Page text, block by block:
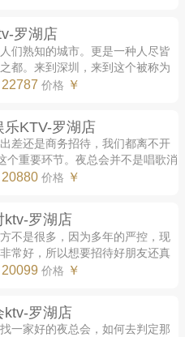
罗湖店
们熟知的城市。更是一种人尽皆
都。来到深圳，来到这个被称为
方进行感受，感受这座城市的夜
22787 价格 ￥
乐KTV-罗湖店
差还是商务招待，我们都离不开
个重要环节。夜总会并不是唱歌消
家好的夜总会，可以让人舒适地
20880 价格 ￥
ktv-罗湖店
不是很多，因为多年的严控，现
常好，所以想要招待好朋友还真
以招待的地方，深圳的KTV真的
20099 价格 ￥
ktv-罗湖店
一家好的夜总会，如何去判定那